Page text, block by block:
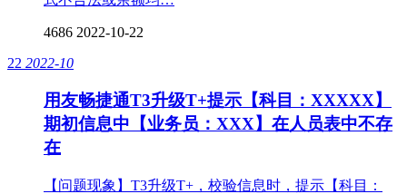
4686 2022-10-22
22 2022-10
用友畅捷通T3升级T+提示【科目：XXXXX】
期初信息中【业务员：XXX】在人员表中不存
在
【问题现象】T3升级T+，校验信息时，提示【科目：